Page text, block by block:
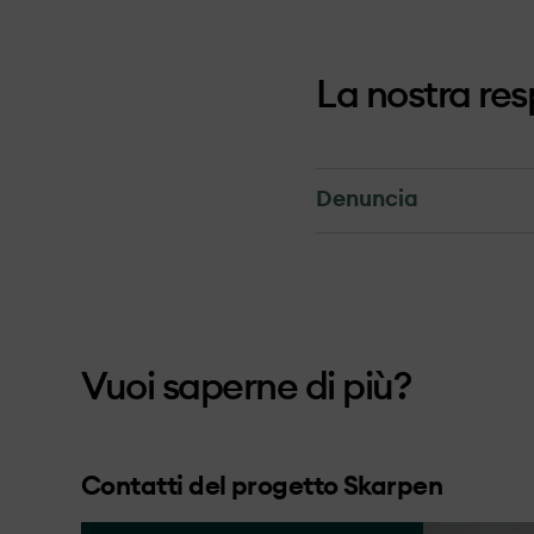
La nostra
Denuncia
OX2 prende in
gestione operativa.
Vuoi saperne di più?
Contatti del progetto Skarpen